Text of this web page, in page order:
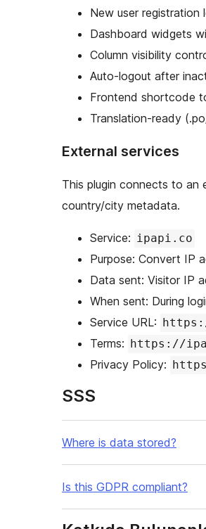
New user
Dashboard widgets
Column visibility
Auto-logout after
Frontend shortcode
Translation-ready
External services
This plugin connects to an
country/city metadata.
Service: ipapi.co
Purpose: Convert IP
Data sent: Visitor IP
When sent: During
Service URL:
Terms: https://
Privacy Policy:
SSS
Where is data stored?
Is this GDPR compliant?